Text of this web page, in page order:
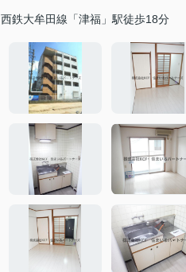
西鉄大牟田線「津福」駅徒歩18分